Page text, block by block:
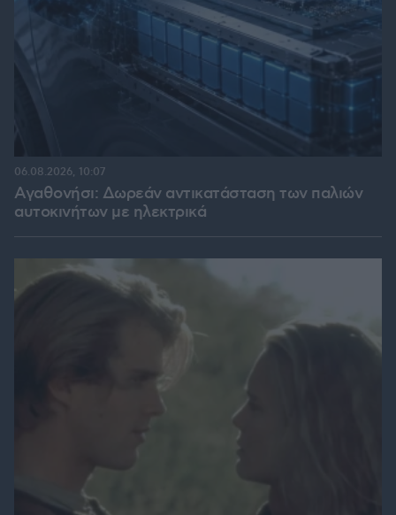
Αγαθονήσι: Δωρεάν αντικατάσταση των παλιών
αυτοκινήτων με ηλεκτρικά
06.08.2026, 10:07